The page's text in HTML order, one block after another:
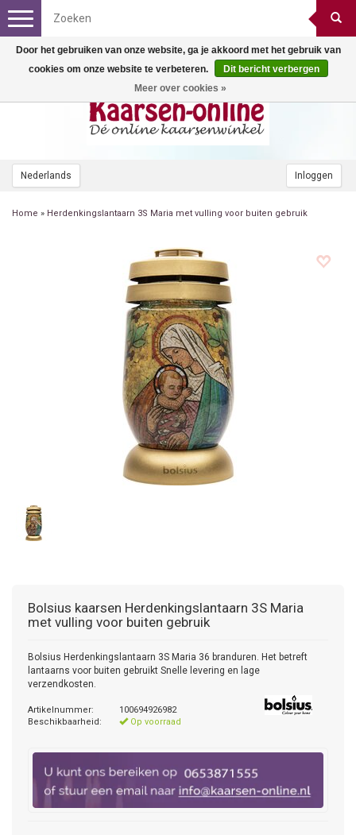
Nederlands Inloggen
Toggle
navigation
Home » Herdenkingslantaarn 3S Maria met vulling voor buiten gebruik
Bolsius kaarsen Herdenkingslantaarn 3S Maria
met vulling voor buiten gebruik
Bolsius Herdenkingslantaarn 3S Maria 36 branduren. Het betreft
lantaarns voor buiten gebruikt Snelle levering en lage
verzendkosten.
Artikelnummer:
100694926982
Beschikbaarheid:
Op voorraad
Door het gebruiken van onze website, ga je akkoord met het gebruik van
cookies om onze website te verbeteren.
Dit bericht verbergen
Meer over cookies »